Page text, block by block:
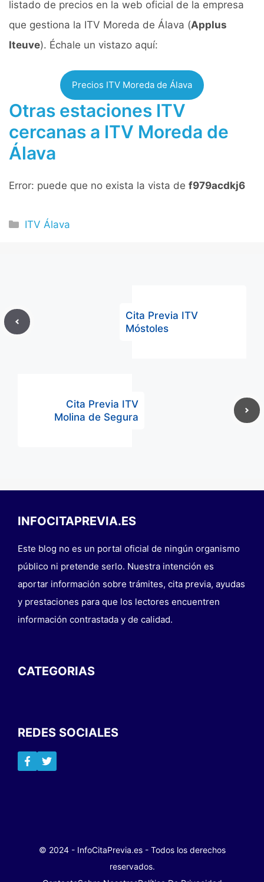
listado de precios en la web oficial de la empresa
que gestiona la ITV Moreda de Álava (Applus
Iteuve). Échale un vistazo aquí:
Precios ITV Moreda de Álava
Otras estaciones ITV
cercanas a ITV Moreda de
Álava
Error: puede que no exista la vista de f979acdkj6
Categorías
ITV Álava
Cita Previa ITV
Móstoles
Cita Previa ITV
Molina de Segura
INFOCITAPREVIA.ES
Este blog no es un portal oficial de ningún organismo
público ni pretende serlo. Nuestra intención es
aportar información sobre trámites, cita previa, ayudas
y prestaciones para que los lectores encuentren
información contrastada y de calidad.
CATEGORIAS
REDES SOCIALES
© 2024 - InfoCitaPrevia.es - Todos los derechos
reservados.